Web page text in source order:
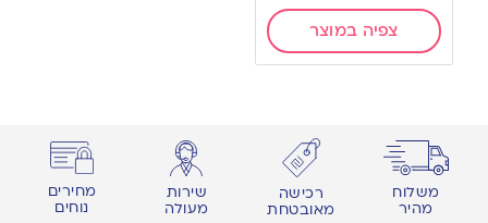
צפיה במוצר
משלוח
מהיר
רכישה
מאובטחת
שירות
מעולה
מחירים
נוחים